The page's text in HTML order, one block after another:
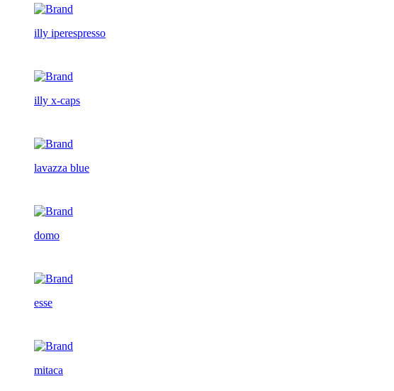
illy iperespresso
illy x-caps
lavazza blue
domo
esse
mitaca